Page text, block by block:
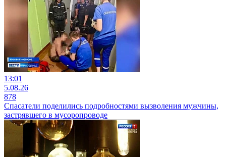
13:01
5.08.26
878
Спасатели поделились подробностями вызволения мужчины,
застрявшего в мусоропроводе